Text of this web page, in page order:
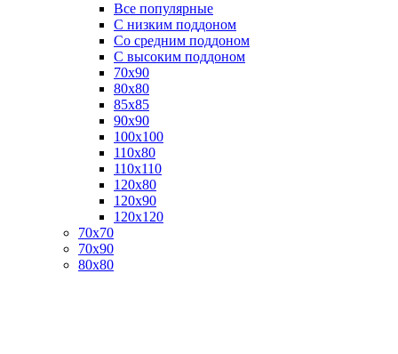
Все популярные
C низким поддоном
Со средним поддоном
С высоким поддоном
70х90
80х80
85х85
90х90
100х100
110х80
110х110
120х80
120х90
120х120
70х70
70х90
80х80